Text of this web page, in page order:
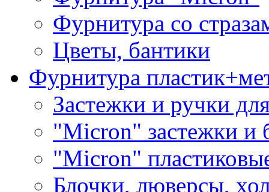
Фурнитура со
Цветы, бантики
Фурнитура
Застежки и ручки
"Micron" застежки и
"Micron"
Блочки, люверсы,